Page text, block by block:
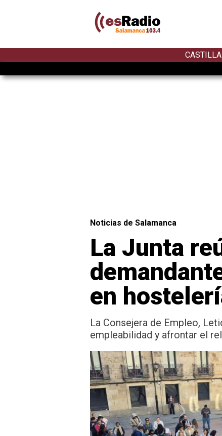
Noticias de Salamanca
La Junta
en
La Consejera de Empleo,
empleabilidad y afrontar el